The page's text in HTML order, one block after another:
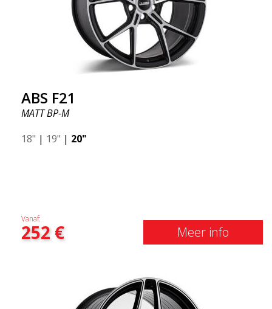
ABS355 laat je een gewone auto er brutaler uitzien.
ABS355 velgen worden exclusief gedistribueerd
door ABS Wheels.
ABS F21
MATT BP-M
18" | 19" | 20"
Vanaf:
252€ Meer info